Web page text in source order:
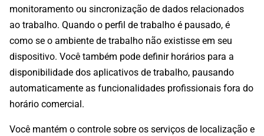
monitoramento ou sincronização de dados relacionados
ao trabalho. Quando o perfil de trabalho é pausado, é
como se o ambiente de trabalho não existisse em seu
dispositivo. Você também pode definir horários para a
disponibilidade dos aplicativos de trabalho, pausando
automaticamente as funcionalidades profissionais fora do
horário comercial.
Você mantém o controle sobre os serviços de localização e